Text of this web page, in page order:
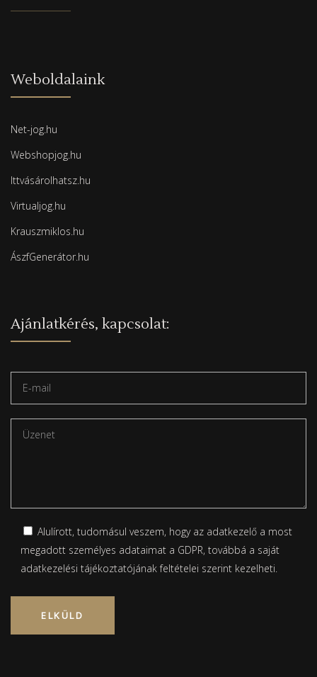
Weboldalaink
Net-jog.hu
Webshopjog.hu
Ittvásárolhatsz.hu
Virtualjog.hu
Krauszmiklos.hu
ÁszfGenerátor.hu
Ajánlatkérés, kapcsolat:
Alulírott, tudomásul veszem, hogy az adatkezelő a most
megadott személyes adataimat a GDPR, továbbá a saját
adatkezelési tájékoztatójánakfeltételei szerint kezelheti.